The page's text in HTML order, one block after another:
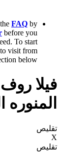
FAQ by
before you
To start
visit from
below.
فيلا روف
المنوره
تقليص
X
تقليص